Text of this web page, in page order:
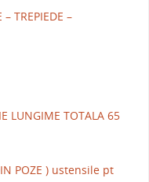
TREPIEDE –
LUNGIME TOTALA 65
POZE ) ustensile pt